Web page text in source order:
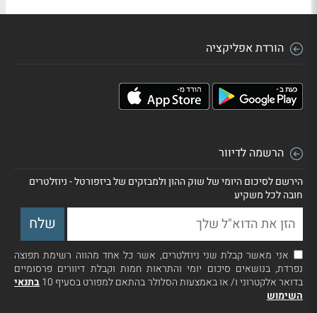
הורדת אפליקציה
הרשמה לדיוור
הירשם לסיכום היומי של שוק ההון ולמבזקים של ביזפורטל - ניוזלטרים
חובה לכל משקיע
אני מאשר קבלת שני ניוזלטרים, אשר כל אחד מהווה רשימת תפוצה
נפרדת, בנושאים סיכום יומי והתראות חמות וקבלת דיוורים פרסומיים
בדואר אלקטרוני ו/ או באמצעות הסלולר בהתאם למפורט בסעיף 10
בתנאי
השימוש